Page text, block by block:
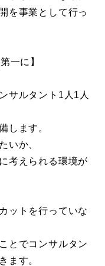
を事業として行っ
一に】
サルタント1人1人
します。
いか、
考えられる環境が
ットを行っていな
とでコンサルタン
ます。